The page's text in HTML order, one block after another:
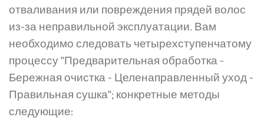
отваливания или повреждения прядей волос
из-за неправильной эксплуатации. Вам
необходимо следовать четырехступенчатому
процессу "Предварительная обработка -
Бережная очистка - Целенаправленный уход -
Правильная сушка"; конкретные методы
следующие: